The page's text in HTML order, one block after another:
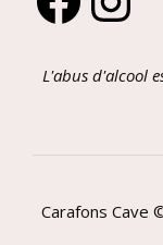
L'abus d'alcool
Carafons Cave